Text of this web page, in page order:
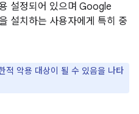
설정되어 있으며 Google
설치하는 사용자에게 특히 중
악용 대상이 될 수 있음을 나타